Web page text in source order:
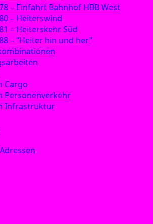
– Einfahrt Bahnhof HBB West
– Heiterswind
– Heiterskehr Süd
– “Heiter hin und her”
Cargo
Personenverkehr
Infrastruktur